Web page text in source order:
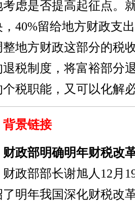
考虑是否提高起征点。
，40%留给地方财政支
整地方财政这部分的税
退税制度，将富裕部分
个税职能，又可以化解
背景链接
财政部明确明年财税改
部部长谢旭人12月19
了明年我国深化财税改